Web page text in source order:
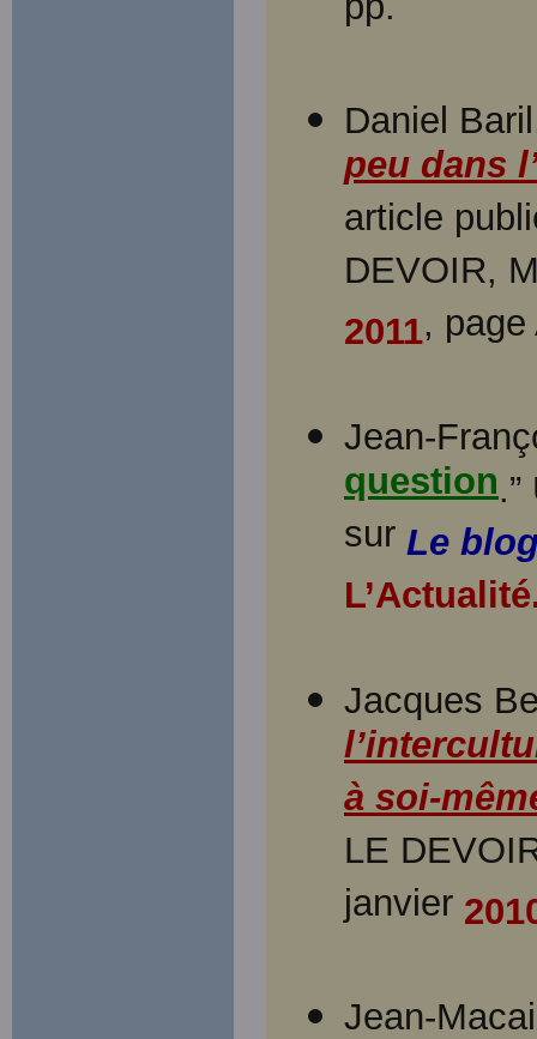
pp.
Daniel
peu dans
article
DEVOIR,
2011,
Jean-
question
sur Le
Jacques
à soi-
LE
janvier
Jean-